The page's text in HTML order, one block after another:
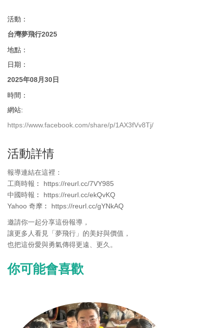
活動：
台灣夢飛行2025
地點：
日期：
2025年08月30日
時間：
網站:
https://www.facebook.com/share/p/1AX3fVv8Tj/
活動詳情
報導連結在這裡：
工商時報︰ https://reurl.cc/7VY985
中國時報︰ https://reurl.cc/ekQvKQ
Yahoo 奇摩︰ https://reurl.cc/gYNkAQ
邀請你一起分享這份報導，
讓更多人看見「夢飛行」的美好與價值，
也把這份愛與勇氣傳得更遠、更久。
你可能會喜歡